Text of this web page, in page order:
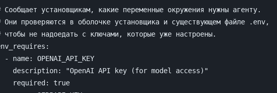
Сообщает установщикам, какие переменные окружения нужны агенту.
Они проверяются в оболочке установщика и существующем файле .env,
чтобы не надоедать с ключами, которые уже настроены.
:
-
name:
OPENAI_API_KEY
description: "OpenAI API key (for model
access)"
required :
true